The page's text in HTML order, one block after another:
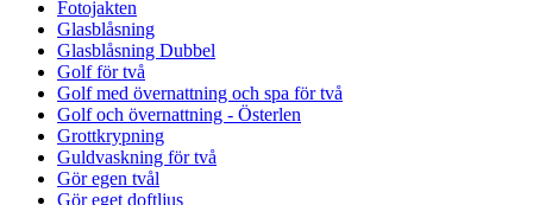
Fotojakten
Glasblåsning
Glasblåsning Dubbel
Golf för två
Golf med övernattning och spa för två
Golf och övernattning - Österlen
Grottkrypning
Guldvaskning för två
Gör egen tvål
Gör eget doftljus